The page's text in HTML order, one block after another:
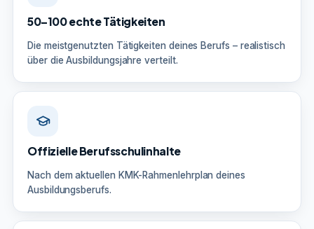
50–100 echte Tätigkeiten
Die meistgenutzten Tätigkeiten deines Berufs – realistisch
über die Ausbildungsjahre verteilt.
Offizielle Berufsschulinhalte
Nach dem aktuellen KMK-Rahmenlehrplan deines
Ausbildungsberufs.